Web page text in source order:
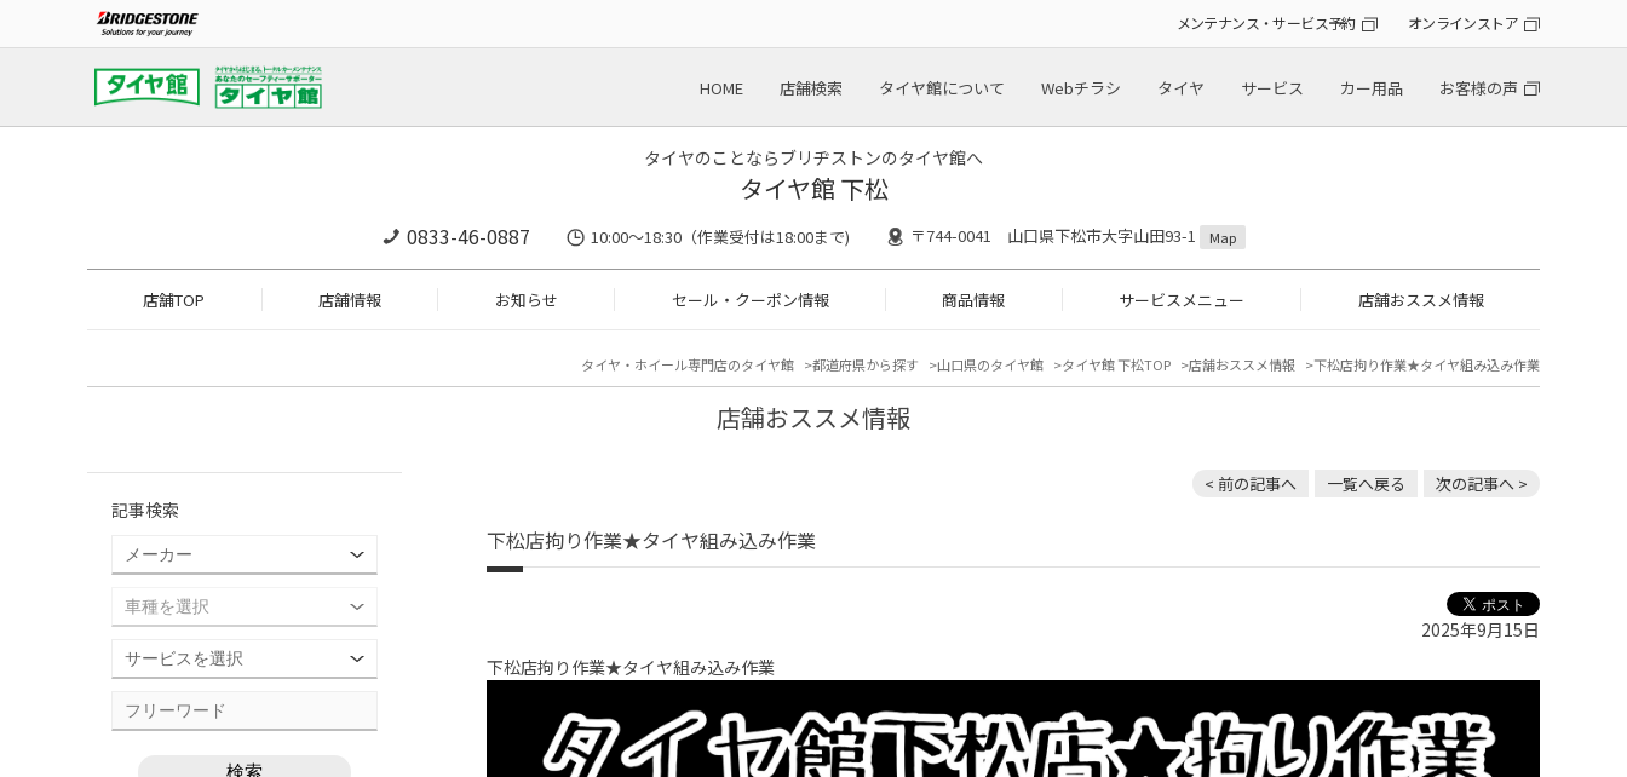
メンテナンス・サービス予約 オンラインストア
HOME 店舗検索 タイヤ館について Webチラシ タイヤ サービス カー用品 お客様の声
タイヤのことならブリヂストンのタイヤ館へ
タイヤ館 下松
0833-46-0887 10:00～18:30（作業受付は18:00まで) 〒744-0041 山口県下松市大字山田93-1 Map
店舗TOP 店舗情報 お知らせ セール・クーポン情報 商品情報 サービスメニュー 店舗おススメ情報
タイヤ・ホイール専門店のタイヤ館 都道府県から探す 山口県のタイヤ館 タイヤ館 下松TOP 店舗おススメ情報 下松店拘り作業★タイヤ組み込み作業
店舗おススメ情報
< 前の記事へ 一覧へ戻る 次の記事へ >
下松店拘り作業★タイヤ組み込み作業
2025年9月15日
下松店拘り作業★タイヤ組み込み作業
記事検索